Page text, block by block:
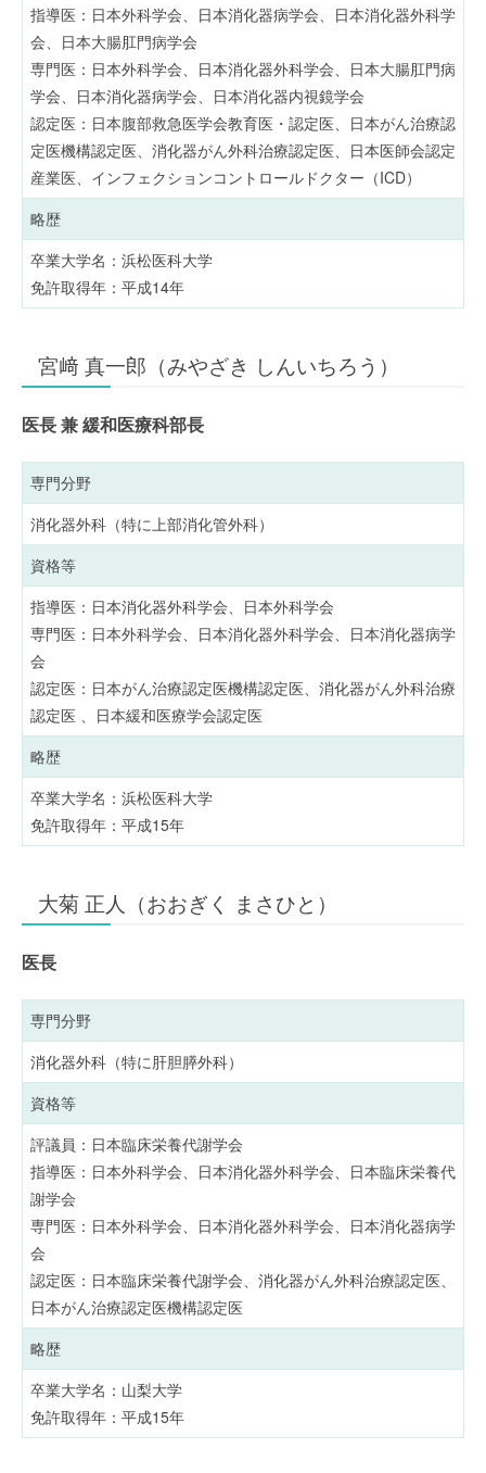
指導医：日本外科学会、日本消化器病学会、日本消化器外科学
会、日本大腸肛門病学会
専門医：日本外科学会、日本消化器外科学会、日本大腸肛門病
学会、日本消化器病学会、日本消化器内視鏡学会
認定医：日本腹部救急医学会教育医・認定医、日本がん治療認
定医機構認定医、消化器がん外科治療認定医、日本医師会認定
産業医、インフェクションコントロールドクター（ICD）
略歴
卒業大学名：浜松医科大学
免許取得年：平成14年
宮﨑 真一郎（みやざき しんいちろう）
医長 兼 緩和医療科部長
専門分野
消化器外科（特に上部消化管外科）
資格等
指導医：日本消化器外科学会、日本外科学会
専門医：日本外科学会、日本消化器外科学会、日本消化器病学
会
認定医：日本がん治療認定医機構認定医、消化器がん外科治療
認定医 、日本緩和医療学会認定医
略歴
卒業大学名：浜松医科大学
免許取得年：平成15年
大菊 正人（おおぎく まさひと）
医長
専門分野
消化器外科（特に肝胆膵外科）
資格等
評議員：日本臨床栄養代謝学会
指導医：日本外科学会、日本消化器外科学会、日本臨床栄養代
謝学会
専門医：日本外科学会、日本消化器外科学会、日本消化器病学
会
認定医：日本臨床栄養代謝学会、消化器がん外科治療認定医、
日本がん治療認定医機構認定医
略歴
卒業大学名：山梨大学
免許取得年：平成15年